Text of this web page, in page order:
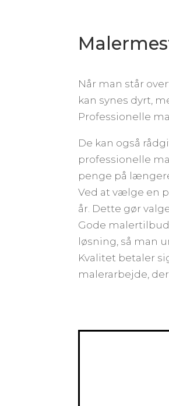
Når man står
kan synes dyrt,
Professionelle
De kan også
professionelle
penge på
Ved at vælge en
år. Dette gør
Gode
løsning, så man
Kvalitet betaler
malerarbejde,